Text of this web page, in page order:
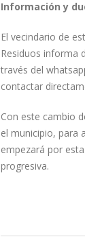
Información y
El vecindario de
Residuos informa
través del
contactar
Con este cambio
el municipio, para
empezará por
progresiva.